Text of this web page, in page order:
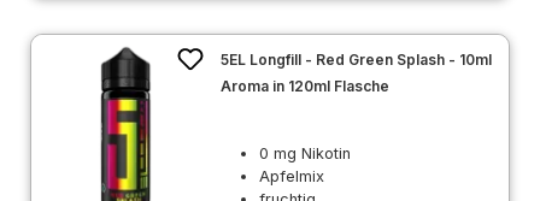
5EL Longfill - Red Green Splash - 10ml
Aroma in 120ml Flasche
0 mg Nikotin
Apfelmix